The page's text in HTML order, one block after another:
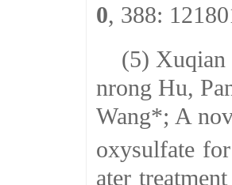
0, 388:
(5)
nrong Hu,
Wang*; A
oxysulfate
ater